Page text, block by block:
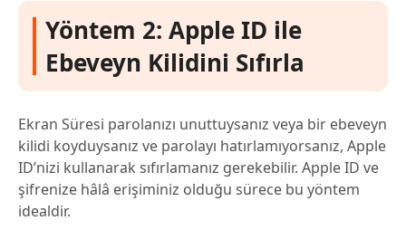
Yöntem 2: Apple ID ile
Ebeveyn Kilidini Sıfırla
Ekran Süresi parolanızı unuttuysanız veya bir ebeveyn
kilidi koyduysanız ve parolayı hatırlamıyorsanız, Apple
ID’nizi kullanarak sıfırlamanız gerekebilir. Apple ID ve
şifrenize hâlâ erişiminiz olduğu sürece bu yöntem
idealdir.